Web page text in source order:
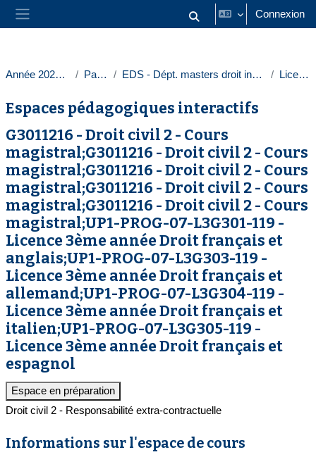
Passer au contenu principal
Panneau latéral Activer/désactiver la saisie
Connexion
Année 2023-2024 Paris 1 EDS - Dépt. masters droit intern. europ. Licences
Espaces pédagogiques interactifs
G3011216 - Droit civil 2 - Cours
magistral;G3011216 - Droit civil 2 - Cours
magistral;G3011216 - Droit civil 2 - Cours
magistral;G3011216 - Droit civil 2 - Cours
magistral;G3011216 - Droit civil 2 - Cours
magistral;UP1-PROG-07-L3G301-119 -
Licence 3ème année Droit français et
anglais;UP1-PROG-07-L3G303-119 -
Licence 3ème année Droit français et
allemand;UP1-PROG-07-L3G304-119 -
Licence 3ème année Droit français et
italien;UP1-PROG-07-L3G305-119 -
Licence 3ème année Droit français et
espagnol
Espace en préparation
Droit civil 2 - Responsabilité extra-contractuelle
Informations sur l'espace de cours